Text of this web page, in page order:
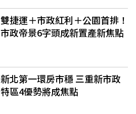
雙捷運＋市政紅利＋公園首排！
市政帝景6字頭成新置產新焦點
新北第一環房市穩 三重新市政
特區4優勢將成焦點